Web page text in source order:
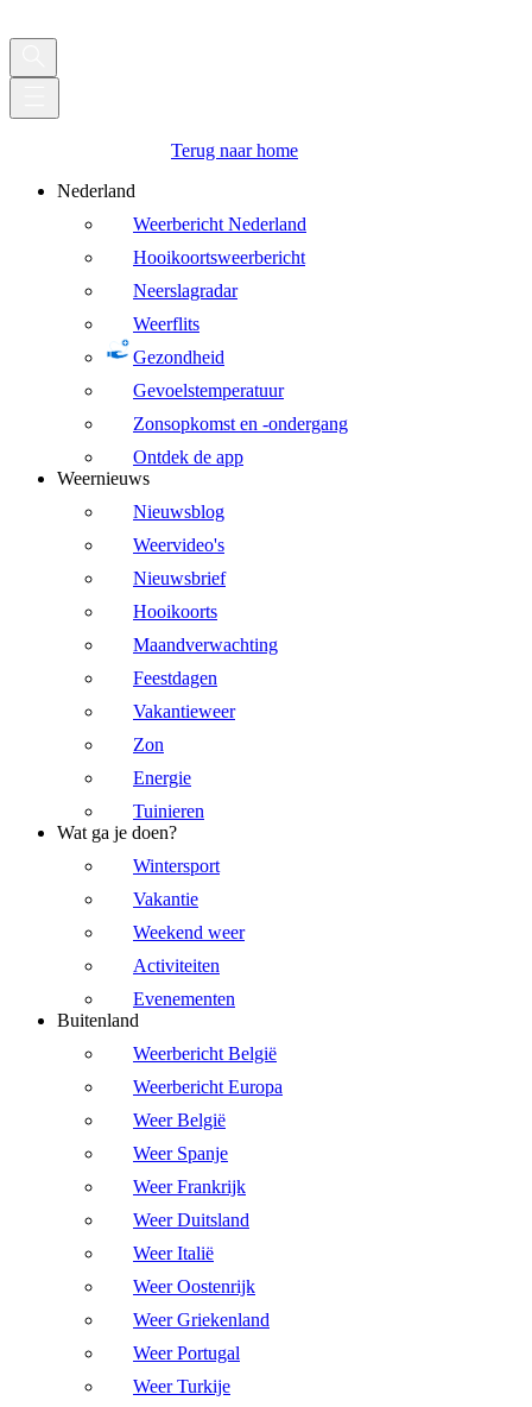
Terug naar home
Nederland
Weerbericht Nederland
Hooikoortsweerbericht
Neerslagradar
Weerflits
Gezondheid
Gevoelstemperatuur
Zonsopkomst en -ondergang
Ontdek de app
Weernieuws
Nieuwsblog
Weervideo's
Nieuwsbrief
Hooikoorts
Maandverwachting
Feestdagen
Vakantieweer
Zon
Energie
Tuinieren
Wat ga je doen?
Wintersport
Vakantie
Weekend weer
Activiteiten
Evenementen
Buitenland
Weerbericht België
Weerbericht Europa
Weer België
Weer Spanje
Weer Frankrijk
Weer Duitsland
Weer Italië
Weer Oostenrijk
Weer Griekenland
Weer Portugal
Weer Turkije